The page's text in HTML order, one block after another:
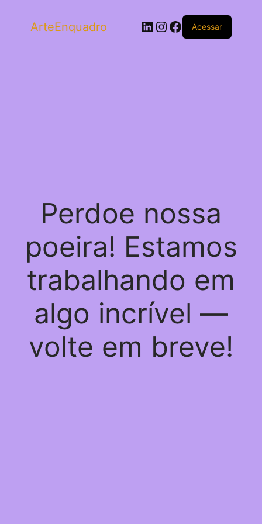
ArteEnquadro LinkedIn
Instagram
Facebook
Acessar
Perdoe nossa
poeira! Estamos
trabalhando em
algo incrível —
volte em breve!